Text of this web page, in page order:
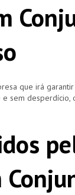
que irá
sem desperdício,